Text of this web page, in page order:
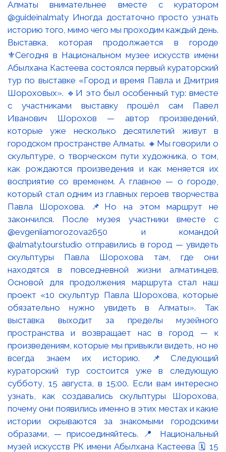
Выставка, которая продолжается в городе
⚜️Сегодня в Национальном музее искусств имени
Абылхана Кастеева состоялся первый кураторский
тур по выставке «Город и время Павла и Дмитрия
Шороховых». 🔹И это был особенный тур: вместе
с участниками выставку прошёл сам Павел
Иванович Шорохов — автор произведений,
которые уже несколько десятилетий живут в
городском пространстве Алматы. 🔸Мы говорили о
скульптуре, о творческом пути художника, о том,
как рождаются произведения и как меняется их
восприятие со временем. А главное — о городе,
который стал одним из главных героев творчества
Павла Шорохова. 📌Но на этом маршрут не
закончился. После музея участники вместе с
@evgeniiamorozova2650 и командой
@almaty.tourstudio отправились в город — увидеть
скульптуры Павла Шорохова там, где они
находятся в повседневной жизни алматинцев.
Основой для продолжения маршрута стал наш
проект «10 скульптур Павла Шорохова, которые
обязательно нужно увидеть в Алматы». Так
выставка выходит за пределы музейного
пространства и возвращает нас в город — к
произведениям, которые мы привыкли видеть, но не
всегда знаем их историю. 📌Следующий
кураторский тур состоится уже в следующую
субботу, 15 августа, в 15:00. Если вам интересно
узнать, как создавались скульптуры Шорохова,
почему они появились именно в этих местах и какие
истории скрываются за знакомыми городскими
образами, — присоединяйтесь. 📍 Национальный
музей искусств РК имени Абылхана Кастеева 🗓 15